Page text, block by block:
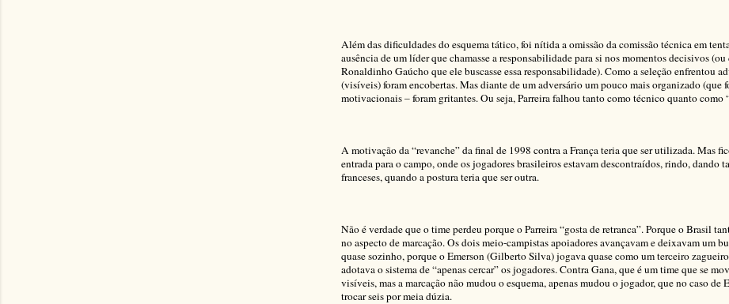
Além das dificuldades do esquema tático, foi nítida a omissão da comissão técnica em
ausência de um líder que chamasse a responsabilidade para si nos momentos decisivos
Ronaldinho Gaúcho que ele buscasse essa responsabilidade). Como a seleção enfrentou
(visíveis) foram encobertas. Mas diante de um adversário um pouco mais organizado (que
motivacionais – foram gritantes. Ou seja, Parreira falhou tanto como técnico quanto como
A motivação da “revanche” da final de 1998 contra a França teria que ser utilizada. Mas
entrada para o campo, onde os jogadores brasileiros estavam descontraídos, rindo, dando
franceses, quando a postura teria que ser outra.
Não é verdade que o time perdeu porque o Parreira “gosta de retranca”. Porque o Brasil
no aspecto de marcação. Os dois meio-campistas apoiadores avançavam e deixavam um
quase sozinho, porque o Emerson (Gilberto Silva) jogava quase como um terceiro
adotava o sistema de “apenas cercar” os jogadores. Contra Gana, que é um time que se
visíveis, mas a marcação não mudou o esquema, apenas mudou o jogador, que no caso
trocar seis por meia dúzia.